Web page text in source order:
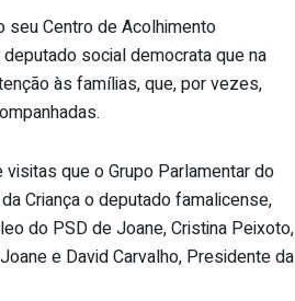
seu Centro de Acolhimento
social democrata que na
às famílias, que, por vezes,
que o Grupo Parlamentar do
Criança o deputado famalicense,
do PSD de Joane, Cristina Peixoto,
e David Carvalho, Presidente da